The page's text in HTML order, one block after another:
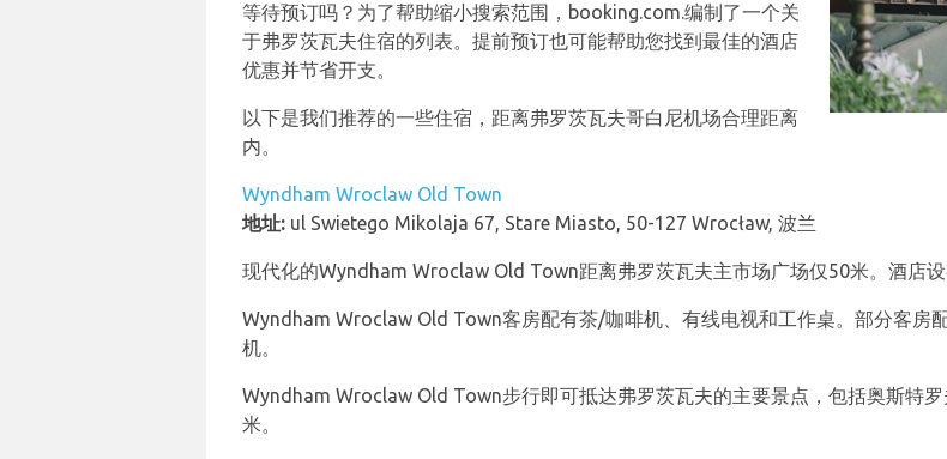
等待预订吗？为了帮助缩小搜索范围，booking.com.编制了一个关
于弗罗茨瓦夫住宿的列表。提前预订也可能帮助您找到最佳的酒店
优惠并节省开支。
以下是我们推荐的一些住宿，距离弗罗茨瓦夫哥白尼机场合理距离
内。
Wyndham Wroclaw Old Town
地址: ul Swietego Mikolaja 67, Stare Miasto, 50-127 Wrocław, 波兰
现代化的Wyndham Wroclaw Old Town距离弗罗茨瓦夫主市场广场仅50米。酒店
Wyndham Wroclaw Old Town客房配有茶/咖啡机、有线电视和工作桌。部分客房
机。
Wyndham Wroclaw Old Town步行即可抵达弗罗茨瓦夫的主要景点，包括奥斯特
米。